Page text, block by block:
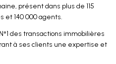
présent dans plus de 115
et 140 000 agents.
des transactions immobilières
à ses clients une expertise et